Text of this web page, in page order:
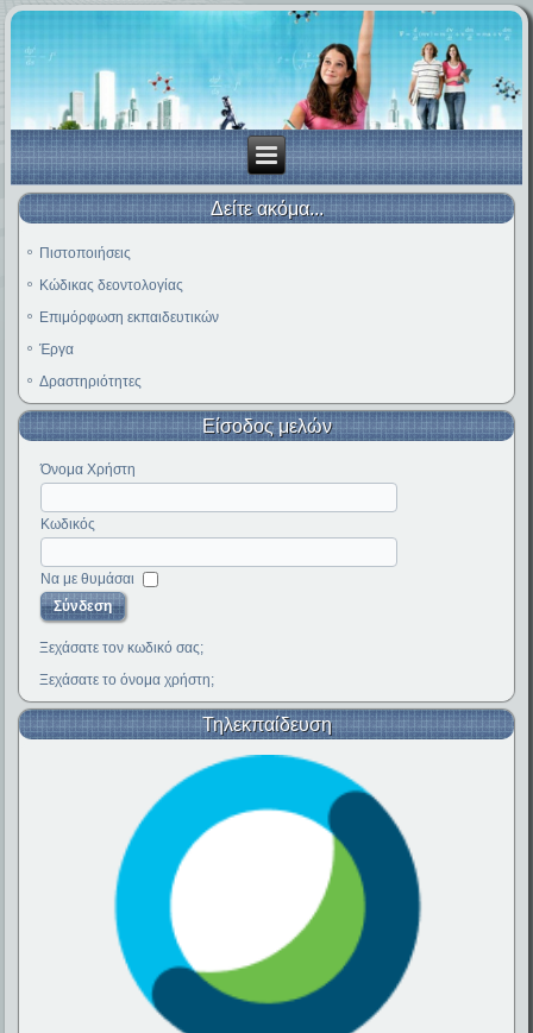
Δείτε ακόμα...
Πιστοποιήσεις
Κώδικας δεοντολογίας
Επιμόρφωση εκπαιδευτικών
Έργα
Δραστηριότητες
Είσοδος μελών
Όνομα Χρήστη
Κωδικός
Να με θυμάσαι
Ξεχάσατε τον κωδικό σας;
Ξεχάσατε το όνομα χρήστη;
Τηλεκπαίδευση